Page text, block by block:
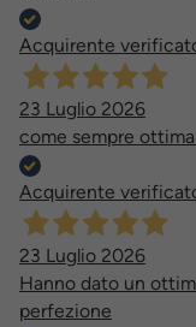
Acquirente
23 Luglio 2026
come sempre
Acquirente
23 Luglio 2026
Hanno dato un
perfezione